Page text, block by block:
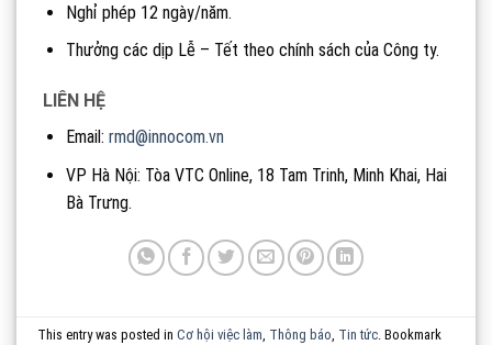
Nghỉ phép 12 ngày/năm.
Thưởng các dịp Lễ – Tết theo chính sách của Công ty.
LIÊN HỆ
Email: rmd@innocom.vn
VP Hà Nội: Tòa VTC Online, 18 Tam Trinh, Minh Khai, Hai
Bà Trưng.
This entry was posted inCơ hội việc làm, Thông báo, Tin tức. Bookmark